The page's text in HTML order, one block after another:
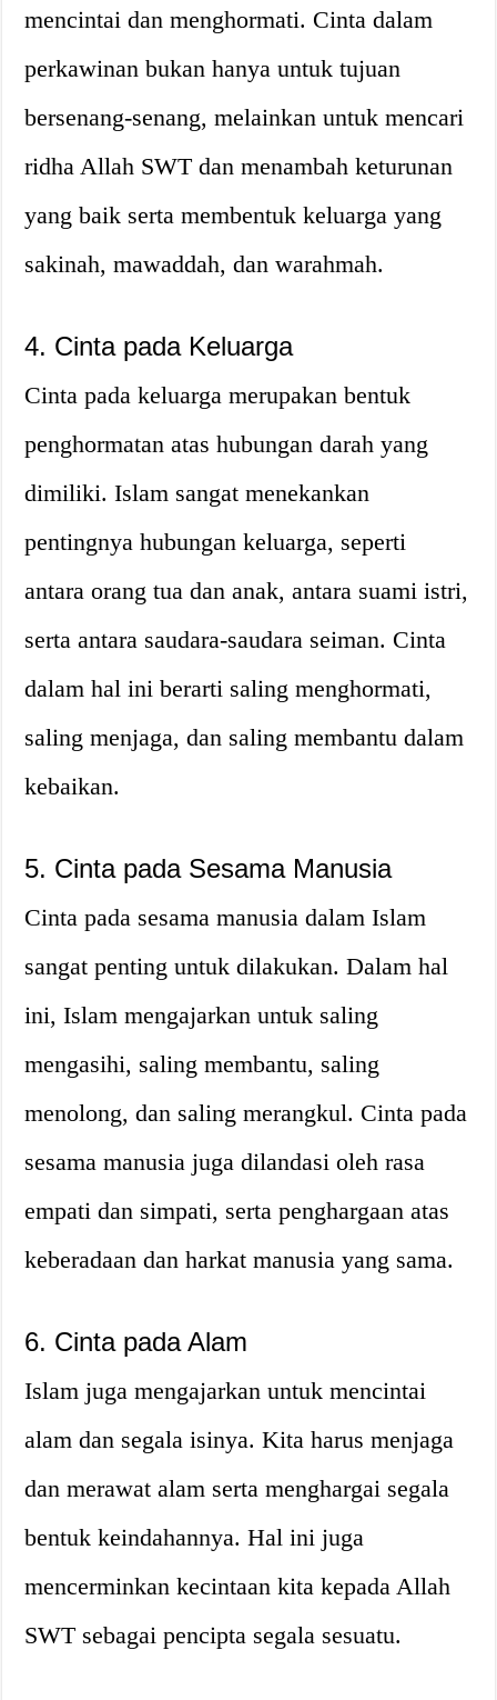
mencintai dan menghormati. Cinta dalam
perkawinan bukan hanya untuk tujuan
bersenang-senang, melainkan untuk mencari
ridha Allah SWT dan menambah keturunan
yang baik serta membentuk keluarga yang
sakinah, mawaddah, dan warahmah.
4. Cinta pada Keluarga
Cinta pada keluarga merupakan bentuk
penghormatan atas hubungan darah yang
dimiliki. Islam sangat menekankan
pentingnya hubungan keluarga, seperti
antara orang tua dan anak, antara suami istri,
serta antara saudara-saudara seiman. Cinta
dalam hal ini berarti saling menghormati,
saling menjaga, dan saling membantu dalam
kebaikan.
5. Cinta pada Sesama Manusia
Cinta pada sesama manusia dalam Islam
sangat penting untuk dilakukan. Dalam hal
ini, Islam mengajarkan untuk saling
mengasihi, saling membantu, saling
menolong, dan saling merangkul. Cinta pada
sesama manusia juga dilandasi oleh rasa
empati dan simpati, serta penghargaan atas
keberadaan dan harkat manusia yang sama.
6. Cinta pada Alam
Islam juga mengajarkan untuk mencintai
alam dan segala isinya. Kita harus menjaga
dan merawat alam serta menghargai segala
bentuk keindahannya. Hal ini juga
mencerminkan kecintaan kita kepada Allah
SWT sebagai pencipta segala sesuatu.